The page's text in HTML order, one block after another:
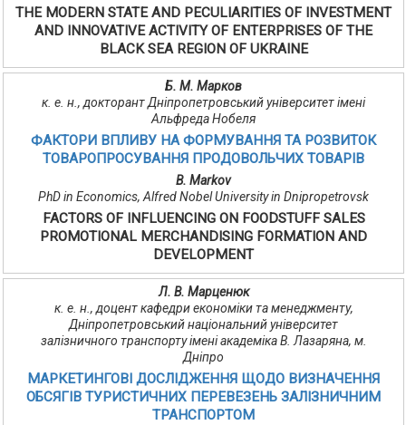
THE MODERN STATE AND PECULIARITIES OF INVESTMENT
AND INNOVATIVE ACTIVITY OF ENTERPRISES OF THE
BLACK SEA REGION OF UKRAINE
Б. М. Марков
к. е. н., докторант Дніпропетровський університет імені
Альфреда Нобеля
ФАКТОРИ ВПЛИВУ НА ФОРМУВАННЯ ТА РОЗВИТОК
ТОВАРОПРОСУВАННЯ ПРОДОВОЛЬЧИХ ТОВАРІВ
B. Markov
PhD in Economics, Alfred Nobel University in Dnipropetrovsk
FACTORS OF INFLUENCING ON FOODSTUFF SALES
PROMOTIONAL MERCHANDISING FORMATION AND
DEVELOPMENT
Л. В. Марценюк
к. е. н., доцент кафедри економіки та менеджменту,
Дніпропетровський національний університет
залізничного транспорту імені академіка В. Лазаряна, м.
Дніпро
МАРКЕТИНГОВІ ДОСЛІДЖЕННЯ ЩОДО ВИЗНАЧЕННЯ
ОБСЯГІВ ТУРИСТИЧНИХ ПЕРЕВЕЗЕНЬ ЗАЛІЗНИЧНИМ
ТРАНСПОРТОМ